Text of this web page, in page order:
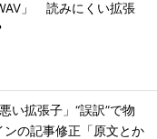
」 読みにくい拡張
い拡張子」“誤訳”で物
の記事修正「原文とか